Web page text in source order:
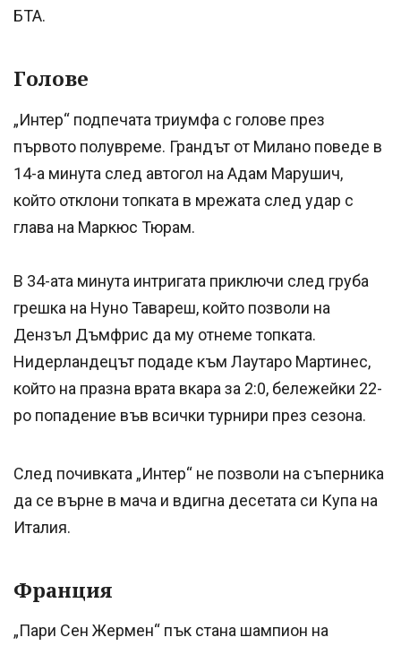
БТА.
Голове
„Интер“ подпечата триумфа с голове през
първото полувреме. Грандът от Милано поведе в
14-а минута след автогол на Адам Марушич,
който отклони топката в мрежата след удар с
глава на Маркюс Тюрам.
В 34-ата минута интригата приключи след груба
грешка на Нуно Тавареш, който позволи на
Дензъл Дъмфрис да му отнеме топката.
Нидерландецът подаде към Лаутаро Мартинес,
който на празна врата вкара за 2:0, бележейки 22-
ро попадение във всички турнири през сезона.
След почивката „Интер“ не позволи на съперника
да се върне в мача и вдигна десетата си Купа на
Италия.
Франция
„Пари Сен Жермен“ пък стана шампион на